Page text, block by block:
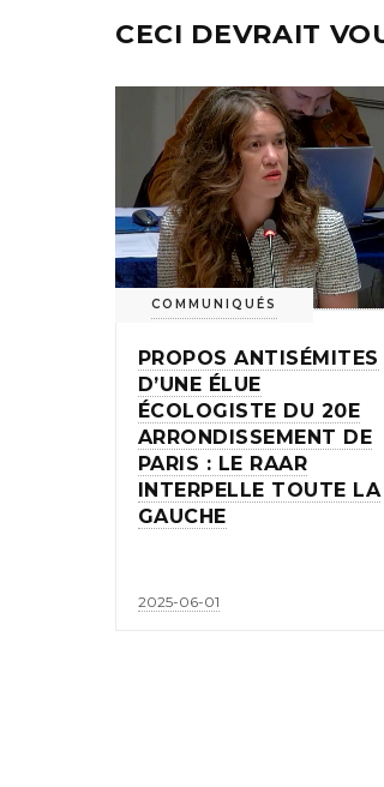
CECI DEVRAIT
COMMUNIQUÉS
PROPOS ANTISÉMITES
D’UNE ÉLUE
ÉCOLOGISTE DU 20E
ARRONDISSEMENT DE
PARIS : LE RAAR
INTERPELLE TOUTE LA
GAUCHE
2025-06-01